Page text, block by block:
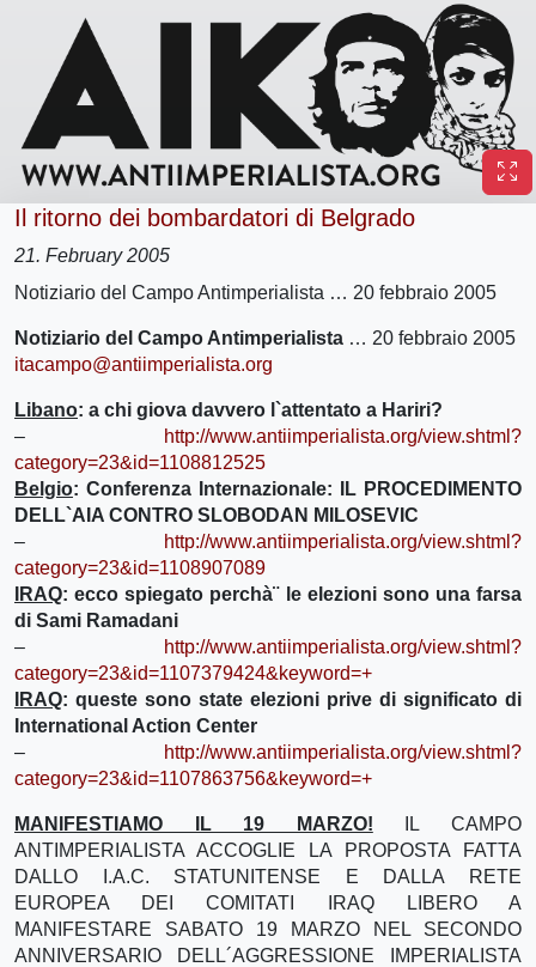
Il ritorno dei bombardatori di Belgrado
21. February 2005
Notiziario del Campo Antimperialista … 20 febbraio 2005
Notiziario del Campo Antimperialista … 20 febbraio 2005
itacampo@antiimperialista.org
Libano: a chi giova davvero l`attentato a Hariri?
–
http://www.antiimperialista.org/view.shtml?
category=23&id=1108812525
Belgio: Conferenza Internazionale: IL PROCEDIMENTO
DELL`AIA CONTRO SLOBODAN MILOSEVIC
–
http://www.antiimperialista.org/view.shtml?
category=23&id=1108907089
IRAQ: ecco spiegato perchà¨ le elezioni sono una farsa
di Sami Ramadani
–
http://www.antiimperialista.org/view.shtml?
category=23&id=1107379424&keyword=+
IRAQ: queste sono state elezioni prive di significato di
International Action Center
–
http://www.antiimperialista.org/view.shtml?
category=23&id=1107863756&keyword=+
MANIFESTIAMO IL 19 MARZO! IL CAMPO
ANTIMPERIALISTA ACCOGLIE LA PROPOSTA FATTA
DALLO I.A.C. STATUNITENSE E DALLA RETE
EUROPEA DEI COMITATI IRAQ LIBERO A
MANIFESTARE SABATO 19 MARZO NEL SECONDO
ANNIVERSARIO DELL´AGGRESSIONE IMPERIALISTA